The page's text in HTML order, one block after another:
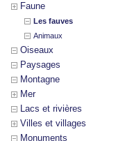
Faune
Les fauves
Animaux
Oiseaux
Paysages
Montagne
Mer
Lacs et rivières
Villes et villages
Monuments